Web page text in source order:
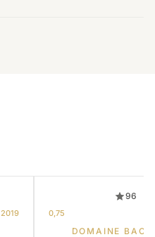
2019
96
0,75
DOMAINE